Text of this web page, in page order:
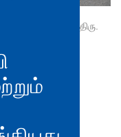
திரு.